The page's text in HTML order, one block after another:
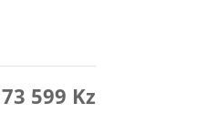
73 599 Kz